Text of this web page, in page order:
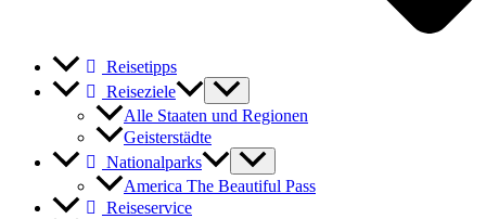
Reisetipps
Reiseziele
Alle Staaten und Regionen
Geisterstädte
Nationalparks
America The Beautiful Pass
Reiseservice